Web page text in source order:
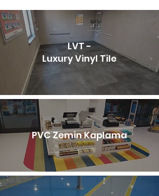
LVT -
Luxury Vinyl Tile
PVC Zemin Kaplama